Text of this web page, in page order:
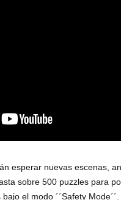
esperar nuevas escenas,
sobre 500 puzzles para
el modo ´´Safety